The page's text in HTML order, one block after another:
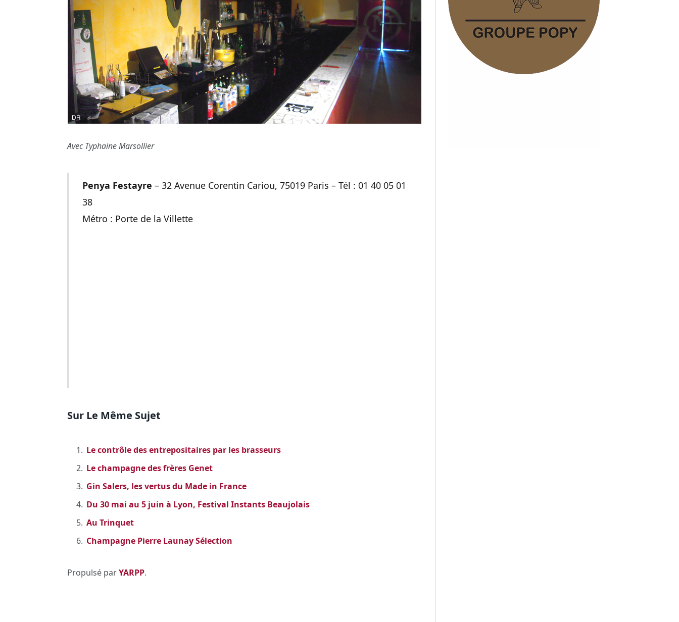
Avec Typhaine Marsollier
Penya Festayre – 32 Avenue Corentin Cariou, 75019 Paris – Tél : 01 40 05 01
38
Métro : Porte de la Villette
Sur Le Même Sujet
Le contrôle des entrepositaires par les brasseurs
Le champagne des frères Genet
Gin Salers, les vertus du Made in France
Du 30 mai au 5 juin à Lyon, Festival Instants Beaujolais
Au Trinquet
Champagne Pierre Launay Sélection
Propulsé parYARPP.